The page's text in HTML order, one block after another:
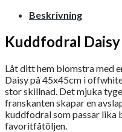
Beskrivning
Kuddfodral
Låt ditt hem blomstra med
Daisy på 45x45cm i
stor skillnad. Det mjuka
franskanten skapar en
kuddfodral som passar lika
favoritfåtöljen.